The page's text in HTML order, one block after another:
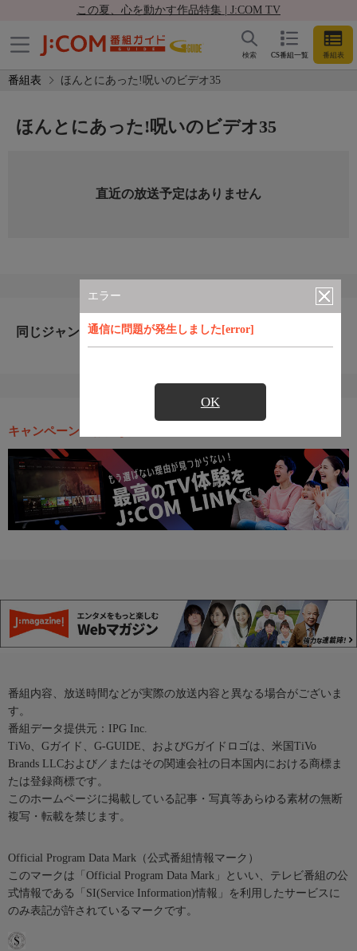
この夏、心を動かす作品特集 | J:COM TV
CS番組一覧 番組表
検索
番組表 ほんとにあった!呪いのビデオ35
エラー
通信に問題が発生しました[error]
OK
ほんとにあった!呪いのビデオ35
直近の放送予定はありません
同じジャンルのおすすめ番組
キャンペーン・お得な情報
番組内容、放送時間などが実際の放送内容と異なる場合がございま
す。
番組データ提供元：IPG Inc.
TiVo、Gガイド、G-GUIDE、およびGガイドロゴは、米国TiVo
Brands LLCおよび／またはその関連会社の日本国内における商標ま
たは登録商標です。
このホームページに掲載している記事・写真等あらゆる素材の無断
複写・転載を禁じます。
Official Program Data Mark（公式番組情報マーク）
このマークは「Official Program Data Mark」といい、テレビ番組の公
式情報である「SI(Service Information)情報」を利用したサービスに
のみ表記が許されているマークです。